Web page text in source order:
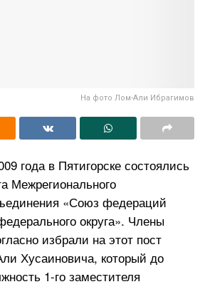
На фото Лом-Али Ибрагимов
года в Пятигорске состоялись
Межрегионального
«Союз федераций
округа». Члены
избрали на этот пост
Хусаиновича, который до
1-го заместителя